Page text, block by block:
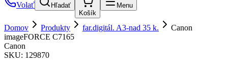
Volať
Hľadať
Košík
Menu
Domov Produkty far.digitál. A3-nad 35 k.
Canon
imageFORCE C7165
Canon
SKU: 129870